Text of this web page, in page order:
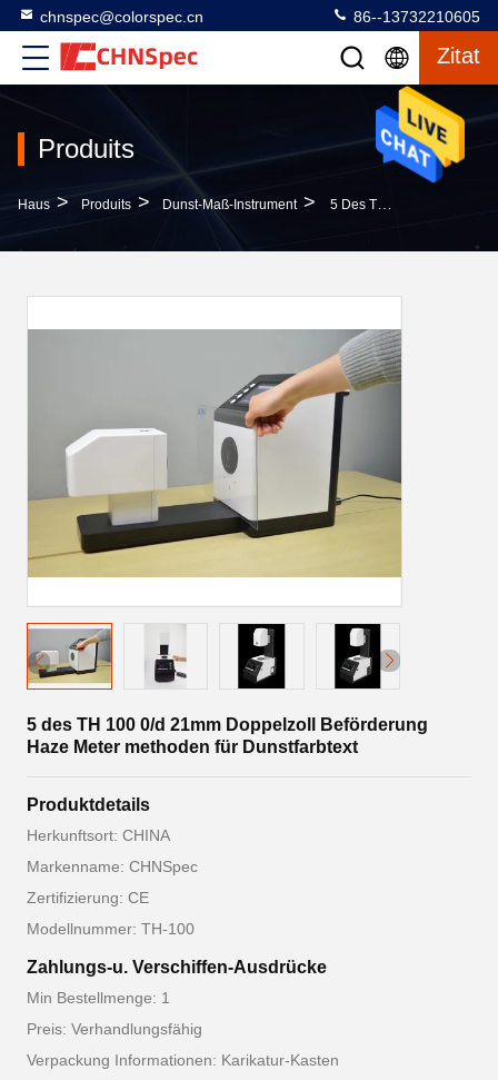
chnspec@colorspec.cn 86--13732210605
Zitat
Produits
Haus > Produits > Dunst-Maß-Instrument > 5 Des TH 100 0/d 21mm Doppelzoll Beförderung Haze Meter Methoden Für Dunstfarbtext
5 des TH 100 0/d 21mm Doppelzoll Beförderung
Haze Meter methoden für Dunstfarbtext
Produktdetails
Herkunftsort: CHINA
Markenname: CHNSpec
Zertifizierung: CE
Modellnummer: TH-100
Zahlungs-u. Verschiffen-Ausdrücke
Min Bestellmenge: 1
Preis: Verhandlungsfähig
Verpackung Informationen: Karikatur-Kasten